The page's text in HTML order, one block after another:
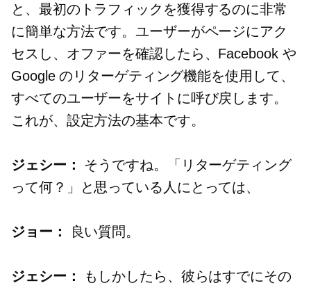
と、最初のトラフィックを獲得するのに非常
に簡単な方法です。ユーザーがページにアク
セスし、オファーを確認したら、Facebook や
Google のリターゲティング機能を使用して、
すべてのユーザーをサイトに呼び戻します。
これが、設定方法の基本です。
ジェシー：
そうですね。「リターゲティング
って何？」と思っている人にとっては、
ジョー： 良い質問。
ジェシー：
もしかしたら、彼らはすでにその